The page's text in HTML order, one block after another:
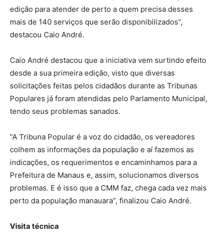
edição para atender de perto a quem precisa desses
mais de 140 serviços que serão disponibilizados”,
destacou Caio André.
Caio André destacou que a iniciativa vem surtindo efeito
desde a sua primeira edição, visto que diversas
solicitações feitas pelos cidadãos durante as Tribunas
Populares já foram atendidas pelo Parlamento Municipal,
tendo seus problemas sanados.
“A Tribuna Popular é a voz do cidadão, os vereadores
colhem as informações da população e aí fazemos as
indicações, os requerimentos e encaminhamos para a
Prefeitura de Manaus e, assim, solucionamos diversos
problemas. E é isso que a CMM faz, chega cada vez mais
perto da população manauara”, finalizou Caio André.
Visita técnica